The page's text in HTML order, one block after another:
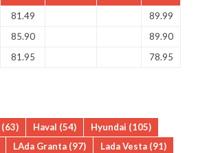
81.49
89.99
85.90
89.90
81.95 78.95
(63) Haval (54) Hyundai (105)
LAda Granta (97) Lada Vesta (91)